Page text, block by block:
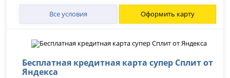
Все условия Оформить карту
Бесплатная кредитная карта супер Сплит от
Яндекса